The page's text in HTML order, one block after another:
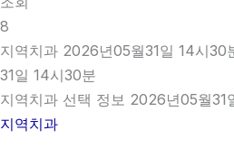
8
지역치과 2026년05월31일 14시
31일 14시30분
지역치과 선택 정보 2026년05월31
지역치과